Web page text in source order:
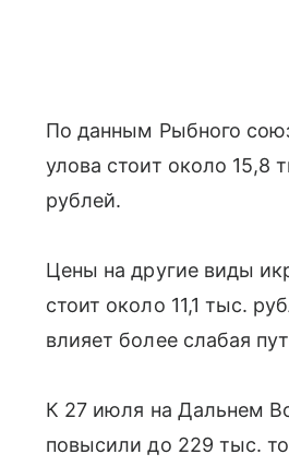
По данным Рыбного
улова стоит около 15,8
рублей.
Цены на другие виды
стоит около 11,1 тыс.
влияет более слабая
К 27 июля на Дальнем
повысили до 229 тыс.